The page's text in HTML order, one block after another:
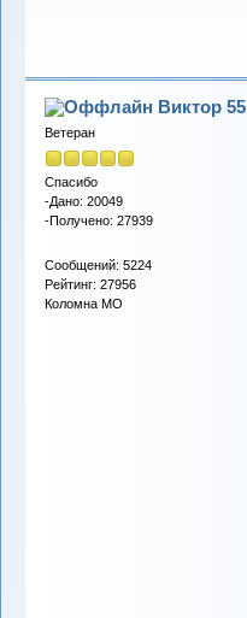
Виктор 55
Ветеран
Спасибо
-Дано: 20049
-Получено: 27939
Сообщений: 5224
Рейтинг: 27956
Коломна МО